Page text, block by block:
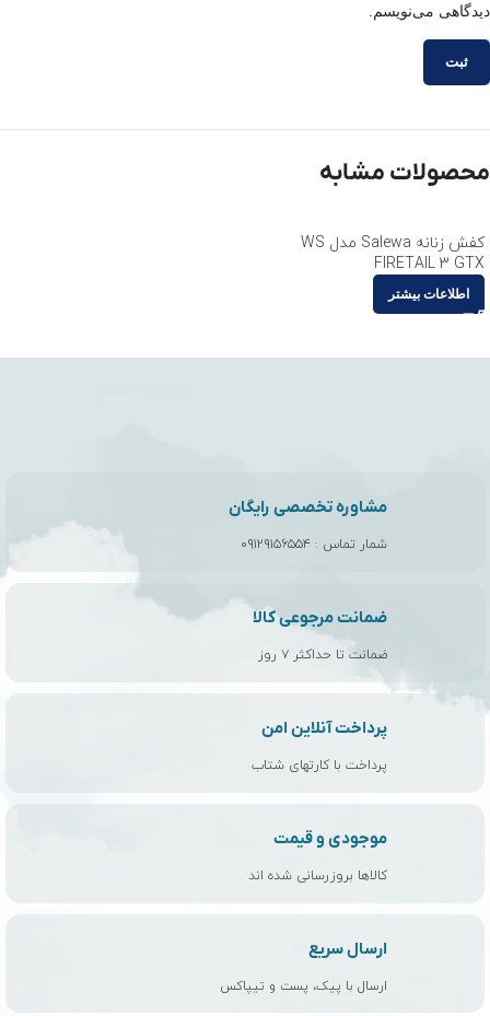
دیدگاهی می‌نویسم.
محصولات مشابه
کفش زنانه Salewa مدل WS
FIRETAIL 3 GTX
اطلاعات بیشتر
مشاوره تخصصی رایگان
شمار تماس : ۰۹۱۲۹۱۵۶۵۵۴
ضمانت مرجوعی کالا
ضمانت تا حداکثر ۷ روز
پرداخت آنلاین امن
پرداخت با کارتهای شتاب
موجودی و قیمت
کالاها بروزرسانی شده اند
ارسال سریع
ارسال با پیک، پست و تیپاکس